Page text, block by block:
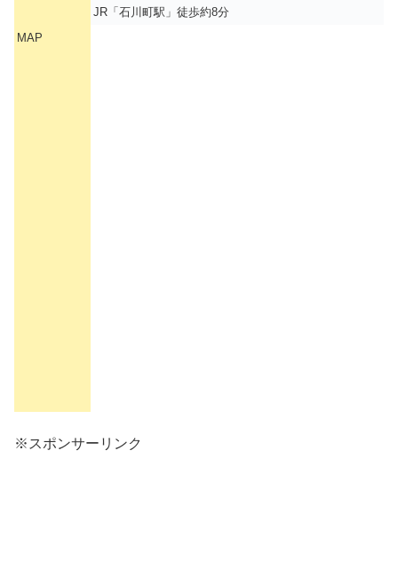
JR「石川町駅」徒歩約8分
MAP
※スポンサーリンク